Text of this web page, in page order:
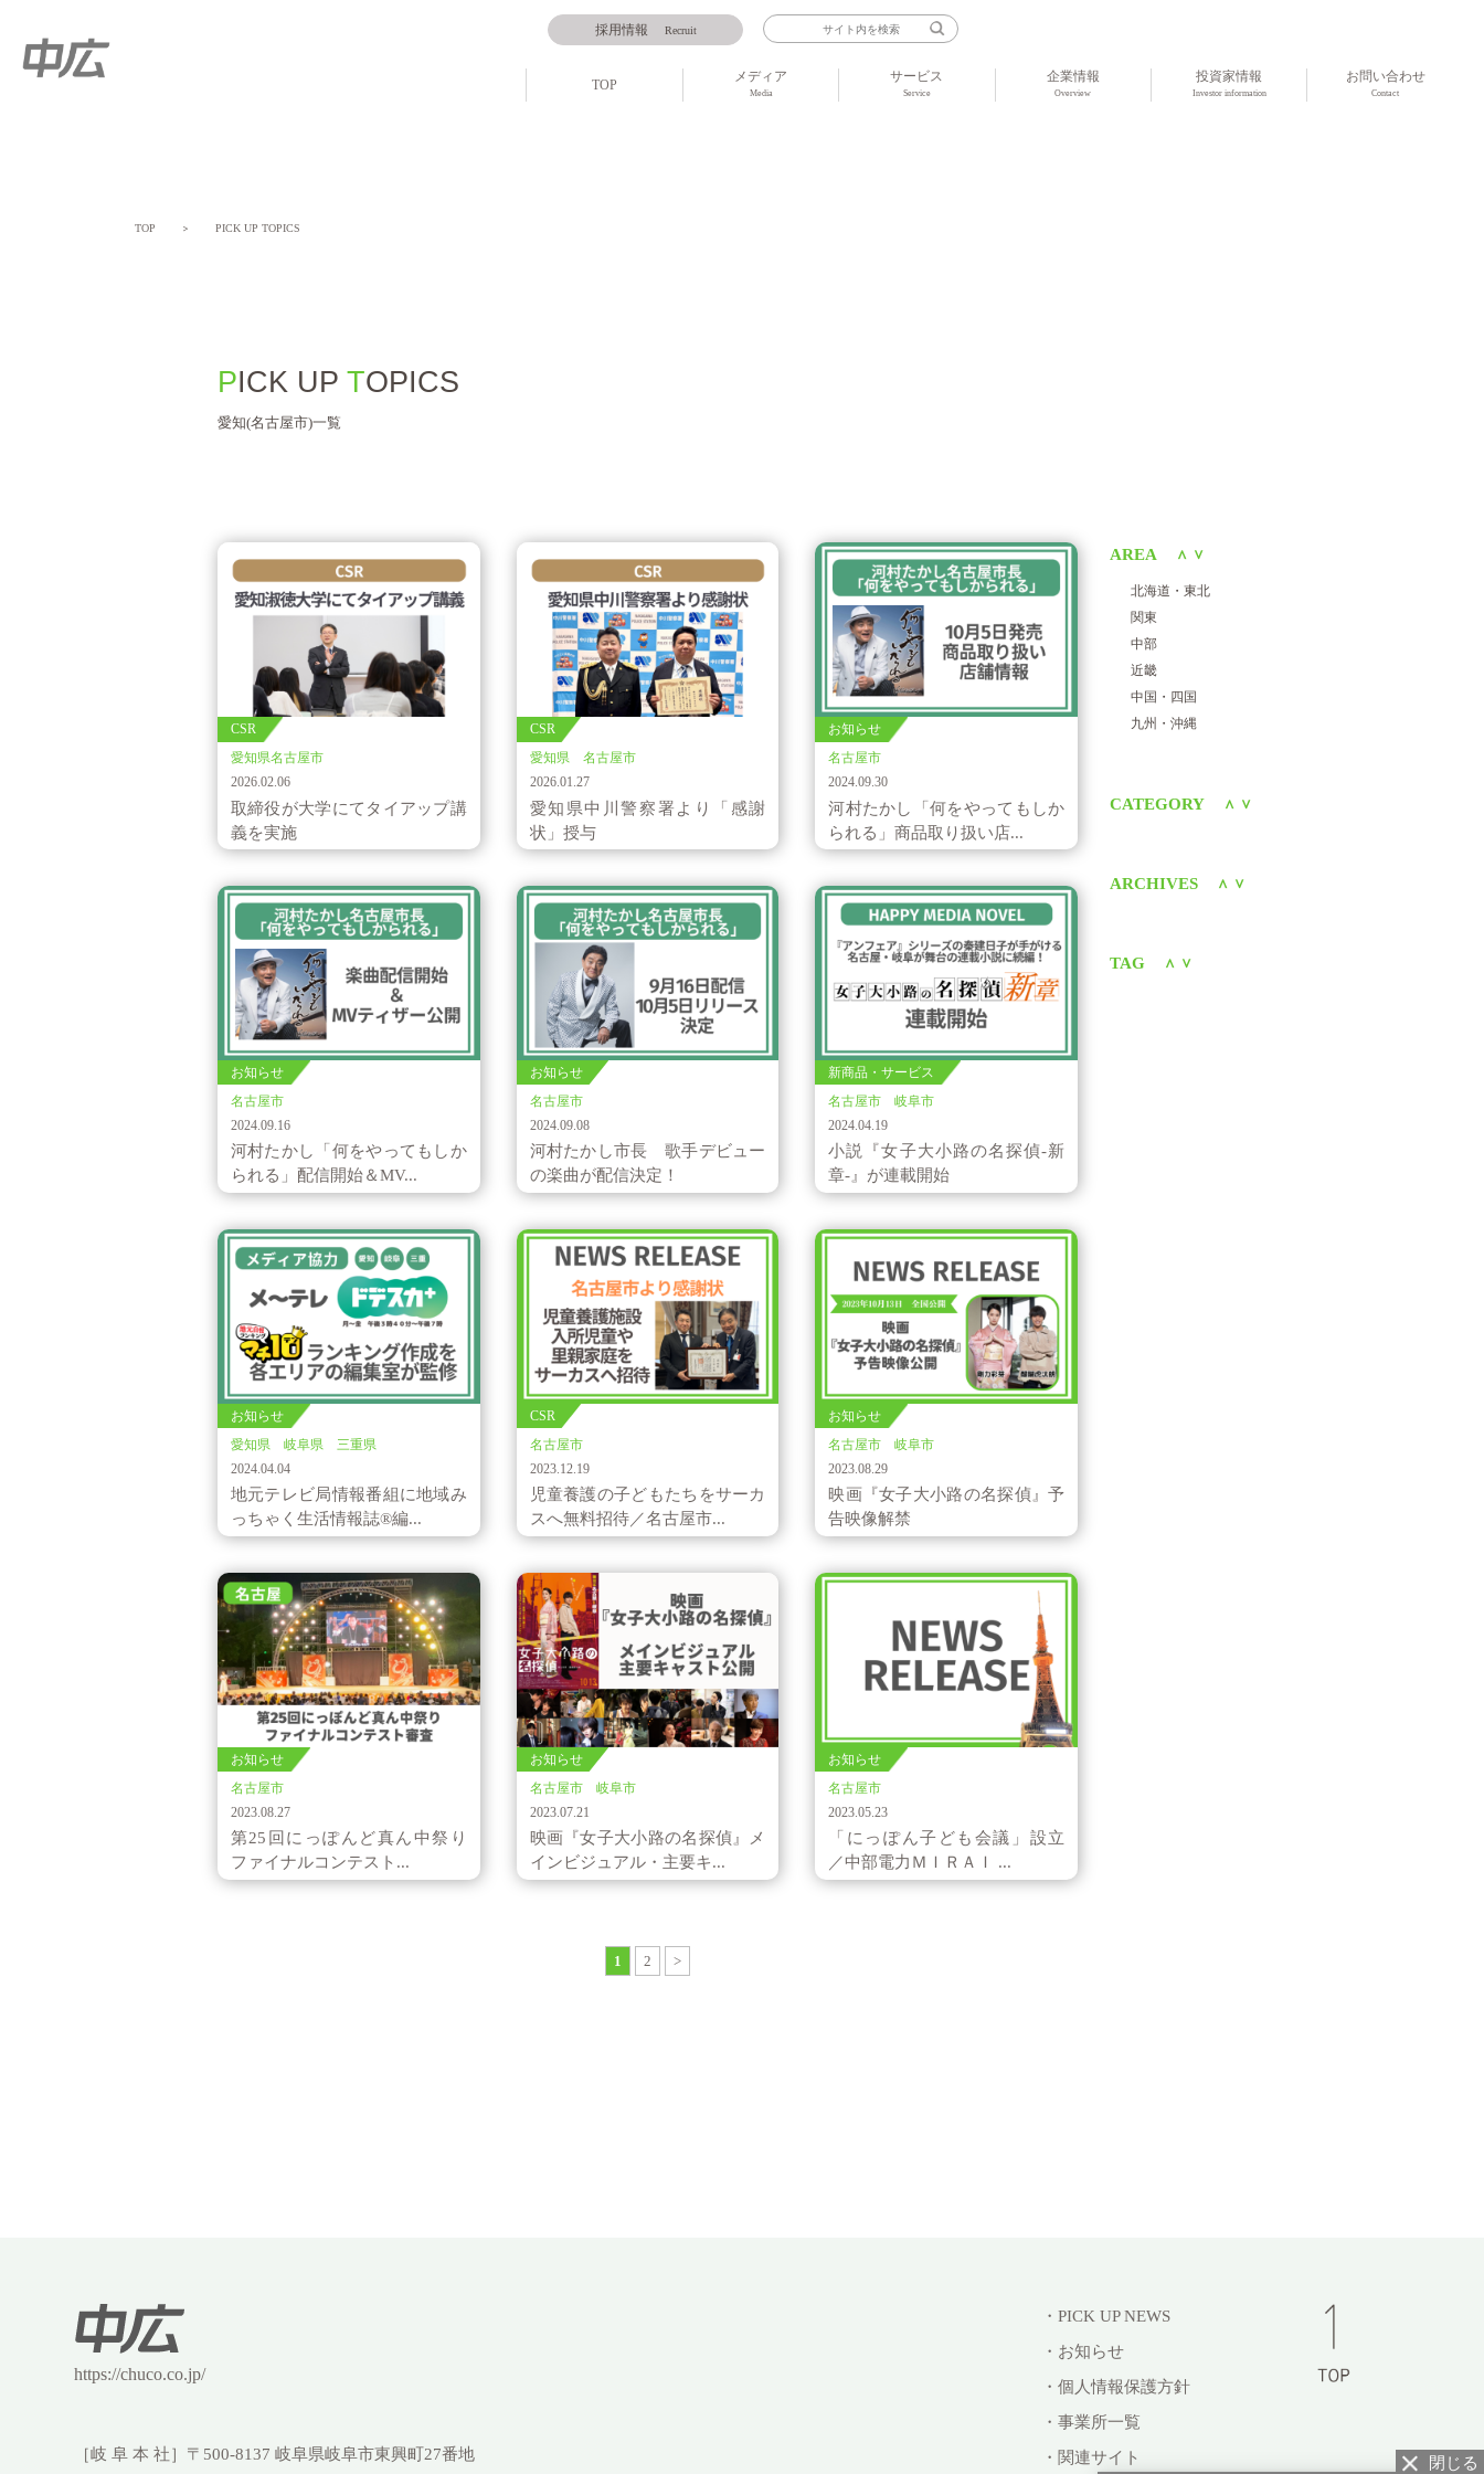
採用情報 Recruit
TOP
メディア
Media
サービス
Service
企業情報
Overview
投資家情報
Investor information
お問い合わせ
Contact
TOP ＞ PICK UP TOPICS
PICK UP TOPICS
愛知(名古屋市)一覧
CSR
愛知県名古屋市
2026.02.06
取締役が大学にてタイアップ講
義を実施
CSR
愛知県 名古屋市
2026.01.27
愛知県中川警察署より「感謝
状」授与
お知らせ
名古屋市
2024.09.30
河村たかし「何をやってもしか
られる」商品取り扱い店...
お知らせ
名古屋市
2024.09.16
河村たかし「何をやってもしか
られる」配信開始＆MV...
お知らせ
名古屋市
2024.09.08
河村たかし市長 歌手デビュー
の楽曲が配信決定！
新商品・サービス
名古屋市 岐阜市
2024.04.19
小説『女子大小路の名探偵-新
章-』が連載開始
お知らせ
愛知県 岐阜県 三重県
2024.04.04
地元テレビ局情報番組に地域み
っちゃく生活情報誌®編...
CSR
名古屋市
2023.12.19
児童養護の子どもたちをサーカ
スへ無料招待／名古屋市...
お知らせ
名古屋市 岐阜市
2023.08.29
映画『女子大小路の名探偵』予
告映像解禁
お知らせ
名古屋市
2023.08.27
第25回にっぽんど真ん中祭り
ファイナルコンテスト...
お知らせ
名古屋市 岐阜市
2023.07.21
映画『女子大小路の名探偵』メ
インビジュアル・主要キ...
お知らせ
名古屋市
2023.05.23
「にっぽん子ども会議」設立
／中部電力ＭＩＲＡＩ ...
1 2 >
AREA ＜ ＞
北海道・東北
関東
中部
近畿
中国・四国
九州・沖縄
CATEGORY ＜ ＞
ARCHIVES ＜ ＞
TAG ＜ ＞
https://chuco.co.jp/
［岐 阜 本 社］ 〒500-8137 岐阜県岐阜市東興町27番地
・PICK UP NEWS
・お知らせ
・個人情報保護方針
・事業所一覧
・関連サイト